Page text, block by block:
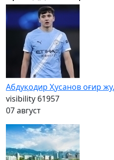
Абдуқодир Ҳусанов оғир
visibility 61957
07 август